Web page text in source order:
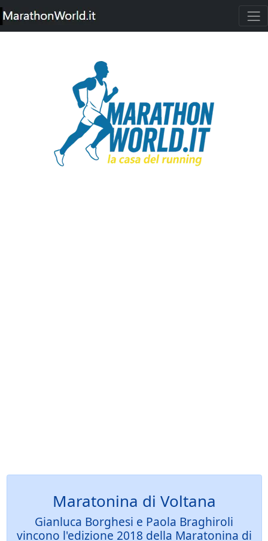
Maratonina di Voltana
Gianluca Borghesi e Paola Braghiroli
vincono l'edizione 2018 della Maratonina di